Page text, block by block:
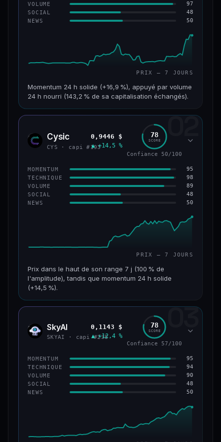
VOLUME 97
SOCIAL 48
NEWS 50
PRIX — 7 JOURS
Momentum 24 h solide (+16,9 %), appuyé par volume
24 h nourri (143,2 % de sa capitalisation échangés).
CAP. MARCHÉ VOLUME 24 H
VAR. 7 J VAR. 30 J
−10,2 %
VS ATH
−42,1 %
CONFIANCE 43/100
02
CYS Cysic
CYS · capi #193
0,9446 $
▲ +14,5 %
78
SCORE
Confiance 50/100
MOMENTUM 95
TECHNIQUE 98
VOLUME 89
SOCIAL 48
NEWS 50
PRIX — 7 JOURS
Prix dans le haut de son range 7 j (100 % de
l'amplitude), tandis que momentum 24 h solide
(+14,5 %).
CAP. MARCHÉ VOLUME 24 H
VAR. 7 J VAR. 30 J
+211,4 %
VS ATH
−3,2 % #193
CONFIANCE 50/100
03
SKYA SkyAI
SKYAI · capi #238
0,1143 $
▲ +12,4 %
78
SCORE
Confiance 57/100
MOMENTUM 95
TECHNIQUE 94
VOLUME 90
SOCIAL 48
NEWS 50